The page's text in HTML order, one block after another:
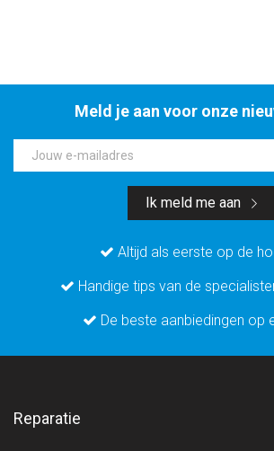
Meld je aan voor onze
Jouw e-mailadres
Ik meld me aan
Altijd als eerste op de
Handige tips van de
De beste aanbiedingen op
Reparatie